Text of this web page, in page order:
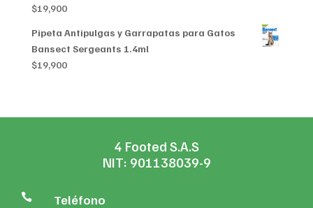
$19,900
Pipeta Antipulgas y Garrapatas para Gatos
Bansect Sergeants 1.4ml
$19,900
4 Footed S.A.S
NIT: 901138039-9
 Teléfono